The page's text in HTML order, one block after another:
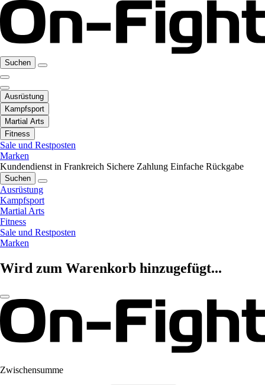
Suchen
Ausrüstung
Kampfsport
Martial Arts
Fitness
Sale und Restposten
Marken
Kundendienst in Frankreich Sichere Zahlung Einfache Rückgabe
Suchen
Ausrüstung
Kampfsport
Martial Arts
Fitness
Sale und Restposten
Marken
Wird zum Warenkorb hinzugefügt...
Zwischensumme